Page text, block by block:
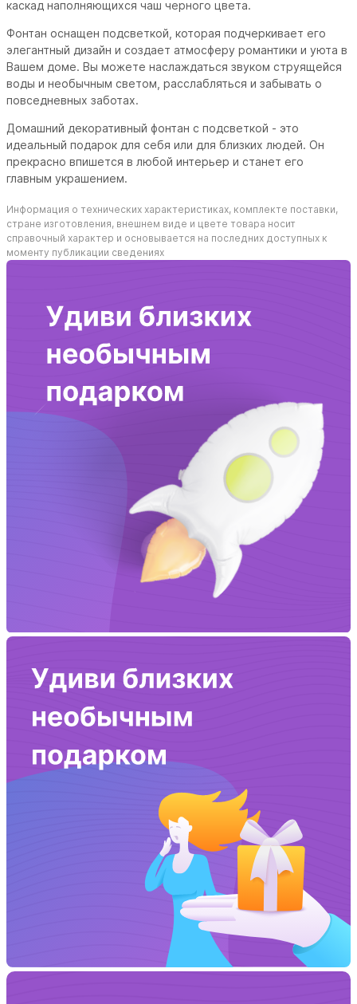
каскад наполняющихся чаш черного цвета.
Фонтан оснащен подсветкой, которая подчеркивает его
элегантный дизайн и создает атмосферу романтики и уюта в
Вашем доме. Вы можете наслаждаться звуком струящейся
воды и необычным светом, расслабляться и забывать о
повседневных заботах.
Домашний декоративный фонтан с подсветкой - это
идеальный подарок для себя или для близких людей. Он
прекрасно впишется в любой интерьер и станет его
главным украшением.
Информация о технических характеристиках, комплекте поставки,
стране изготовления, внешнем виде и цвете товара носит
справочный характер и основывается на последних доступных к
моменту публикации сведениях